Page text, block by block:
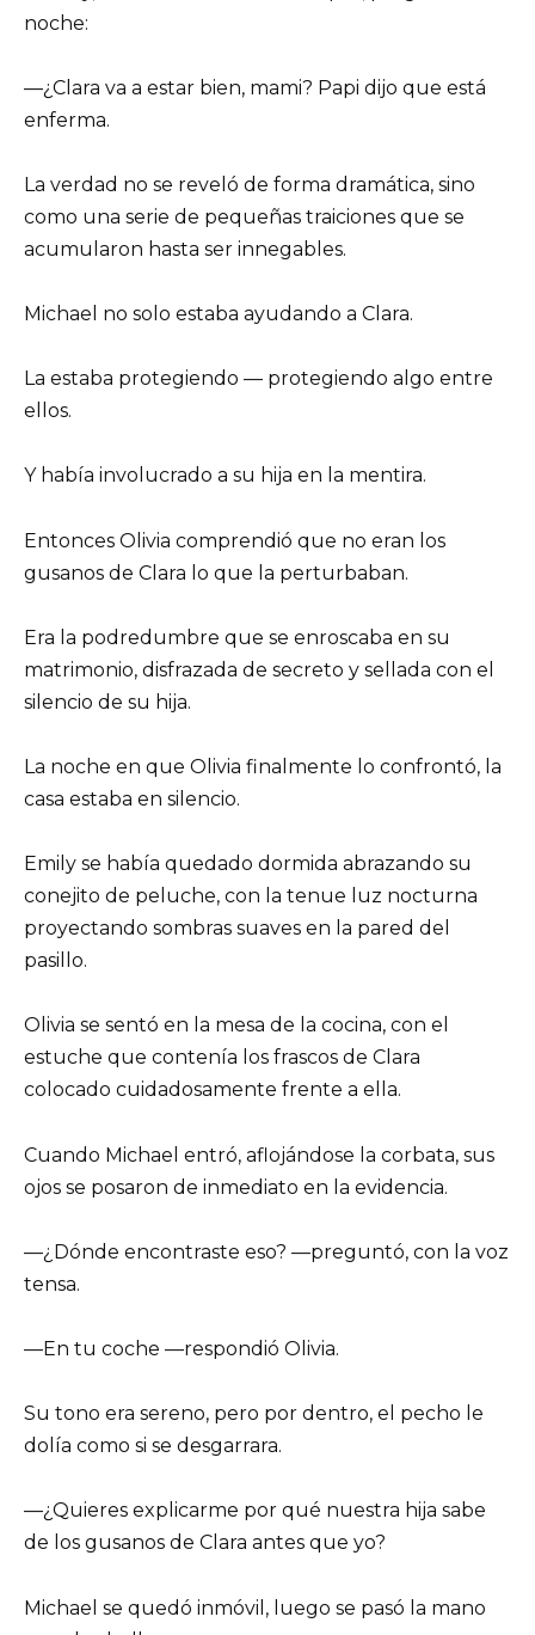
noche:
—¿Clara va a estar bien, mami? Papi dijo que está
enferma.
La verdad no se reveló de forma dramática, sino
como una serie de pequeñas traiciones que se
acumularon hasta ser innegables.
Michael no solo estaba ayudando a Clara.
La estaba protegiendo — protegiendo algo entre
ellos.
Y había involucrado a su hija en la mentira.
Entonces Olivia comprendió que no eran los
gusanos de Clara lo que la perturbaban.
Era la podredumbre que se enroscaba en su
matrimonio, disfrazada de secreto y sellada con el
silencio de su hija.
La noche en que Olivia finalmente lo confrontó, la
casa estaba en silencio.
Emily se había quedado dormida abrazando su
conejito de peluche, con la tenue luz nocturna
proyectando sombras suaves en la pared del
pasillo.
Olivia se sentó en la mesa de la cocina, con el
estuche que contenía los frascos de Clara
colocado cuidadosamente frente a ella.
Cuando Michael entró, aflojándose la corbata, sus
ojos se posaron de inmediato en la evidencia.
—¿Dónde encontraste eso? —preguntó, con la voz
tensa.
—En tu coche —respondió Olivia.
Su tono era sereno, pero por dentro, el pecho le
dolía como si se desgarrara.
—¿Quieres explicarme por qué nuestra hija sabe
de los gusanos de Clara antes que yo?
Michael se quedó inmóvil, luego se pasó la mano